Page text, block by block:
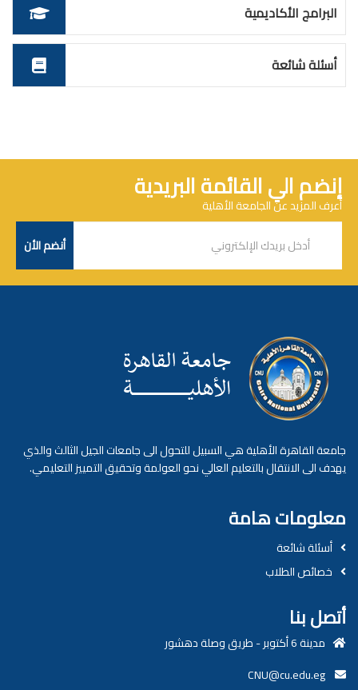
البرامج الأكاديمية
أسئلة شائعة
إنضم الي القائمة البريدية
أعرف المزيد عن الجامعة الأهلية
جامعة القاهرة الأهلية هي السبيل للتحول الى جامعات الجيل الثالث والذي
يهدف الى الانتقال بالتعليم العالي نحو العولمة وتحقيق التمييز التعليمي.
معلومات هامة
أسئلة شائعة
خصائص الطلاب
أتصل بنا
مدينة 6 أكتوبر - طريق وصلة دهشور
CNU@cu.edu.eg